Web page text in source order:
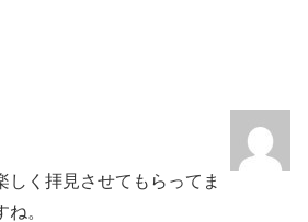
しく拝見させてもらってま
。